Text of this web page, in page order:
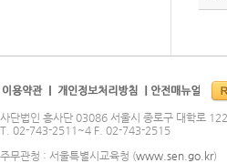
사단법인 흥사단 03086 서울시 종로구 대학로
T. 02-743-2511~4 F. 02-743-2515
주무관청 : 서울특별시교육청 (www.sen.go.kr)